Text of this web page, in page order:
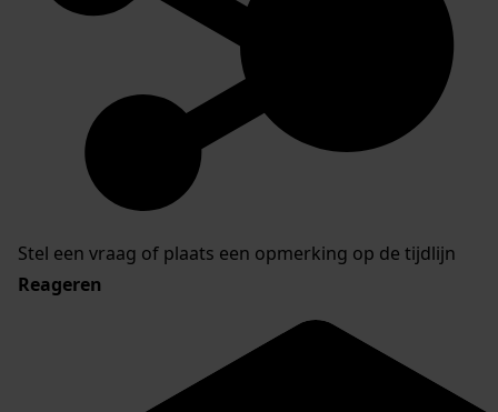
Stel een vraag of plaats een opmerking op de tijdlijn
Reageren